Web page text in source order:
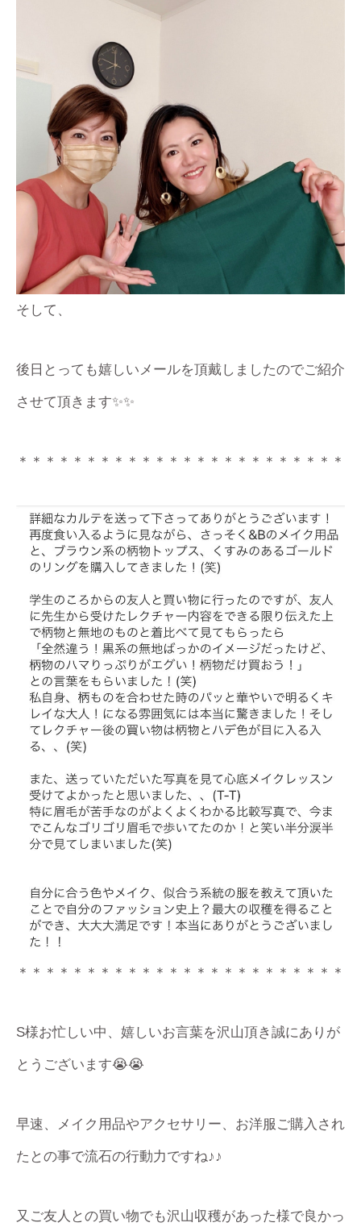
そして、
後日とっても嬉しいメールを頂戴しましたのでご紹介
させて頂きます✨✨
＊＊＊＊＊＊＊＊＊＊＊＊＊＊＊＊＊＊＊＊＊＊＊＊
＊＊＊＊＊＊＊＊＊＊＊＊＊＊＊＊＊＊＊＊＊＊＊＊
S様お忙しい中、嬉しいお言葉を沢山頂き誠にありが
とうございます😭😭
早速、メイク用品やアクセサリー、お洋服ご購入され
たとの事で流石の行動力ですね♪♪
又ご友人との買い物でも沢山収穫があった様で良かっ